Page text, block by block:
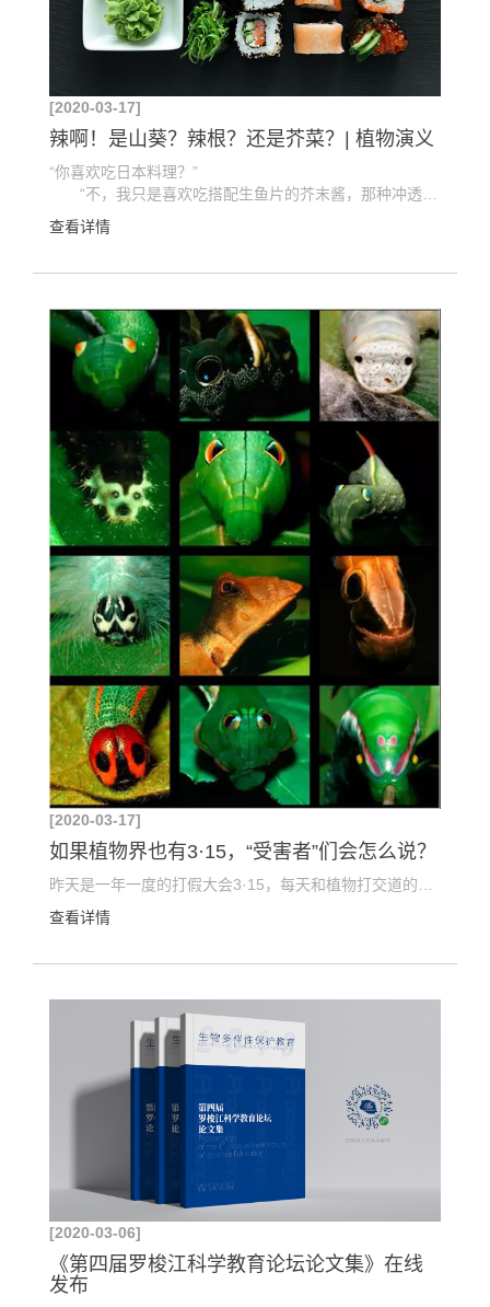
[2020-03-17]
辣啊！是山葵？辣根？还是芥菜？| 植物演义
“你喜欢吃日本料理？”
“不，我只是喜欢吃搭配生鱼片的芥末酱，那种冲透鼻腔的辛辣感觉，让人不...
查看详情
[2020-03-17]
如果植物界也有3·15，“受害者”们会怎么说？
昨天是一年一度的打假大会3·15，每天和植物打交道的我不禁想到，如果植物界也有3·15的话，都有谁会...
查看详情
[2020-03-06]
《第四届罗梭江科学教育论坛论文集》在线
发布